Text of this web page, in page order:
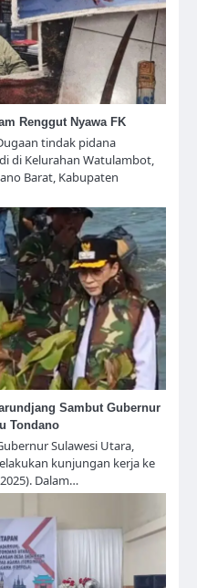
Renggut Nyawa FK
tindak pidana
di Kelurahan Watulambot,
Barat, Kabupaten
Sambut Gubernur
Tondano
Sulawesi Utara,
kunjungan kerja ke
Dalam…